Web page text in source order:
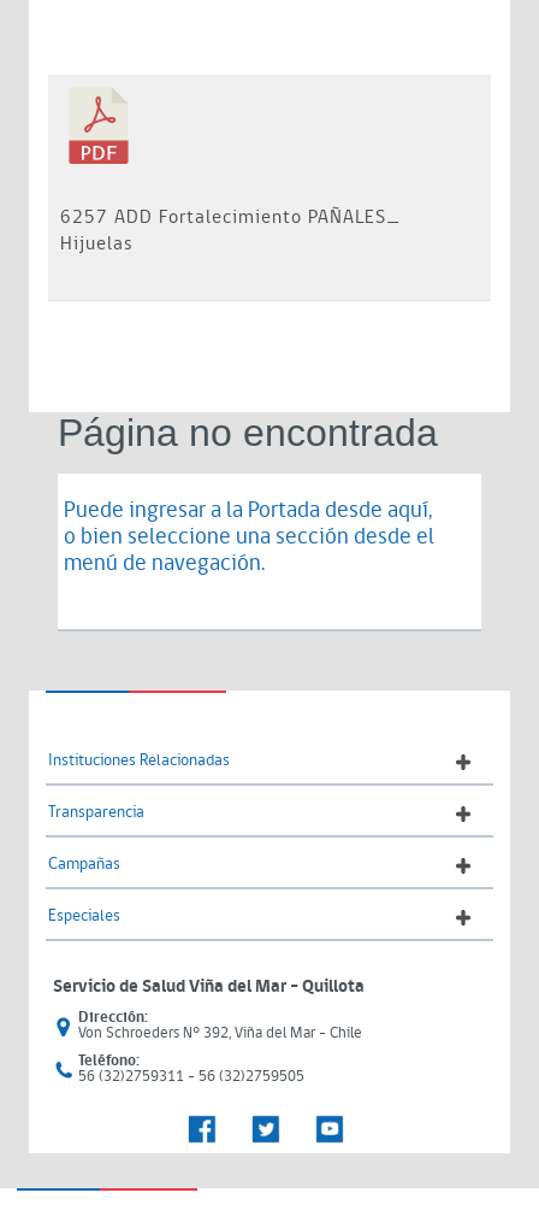
6257 ADD Fortalecimiento PAÑALES_
Hijuelas
Página no encontrada
Puede ingresar a la Portada desde aquí,
o bien seleccione una sección desde el
menú de navegación.
Instituciones Relacionadas
Transparencia
Campañas
Especiales
Servicio de Salud Viña del Mar – Quillota
Dirección:
Von Schroeders N° 392, Viña del Mar - Chile
Teléfono:
56 (32)2759311 - 56 (32)2759505